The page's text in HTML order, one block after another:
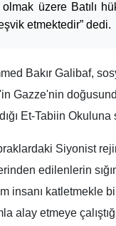
üzere Batılı
etmektedir” dedi.
Bakır Galibaf,
Gazze'nin
Et-Tabiin Okuluna
Siyonist
edilenlerin
insanı katletmekle
alay etmeye